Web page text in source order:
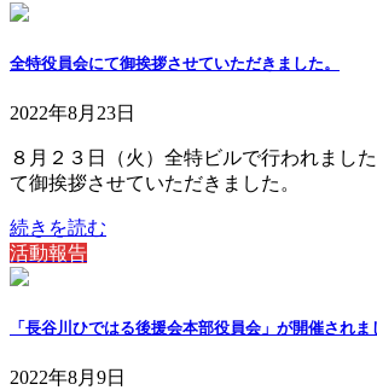
全特役員会にて御挨拶させていただきました。
2022年8月23日
８月２３日（火）全特ビルで行われまし
て御挨拶させていただきました。
続きを読む
活動報告
「長谷川ひではる後援会本部役員会」が開催されま
2022年8月9日